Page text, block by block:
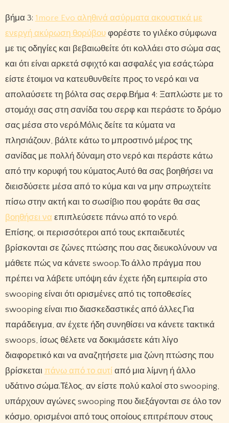
βήμα 3: 1more Evo αληθινά ασύρματα ακουστικά με
ενεργή ακύρωση θορύβουφορέστε το γιλέκο σύμφωνα
με τις οδηγίες και βεβαιωθείτε ότι κολλάει στο σώμα σας
και ότι είναι αρκετά σφιχτό και ασφαλές για εσάς.τώρα
είστε έτοιμοι να κατευθυνθείτε προς το νερό και να
απολαύσετε τη βόλτα σας σερφ.Βήμα 4: Ξαπλώστε με το
στομάχι σας στη σανίδα του σερφ και περάστε το δρόμο
σας μέσα στο νερό.Μόλις δείτε τα κύματα να
πλησιάζουν, βάλτε κάτω το μπροστινό μέρος της
σανίδας με πολλή δύναμη στο νερό και περάστε κάτω
από την κορυφή του κύματος.Αυτό θα σας βοηθήσει να
διεισδύσετε μέσα από το κύμα και να μην σπρωχτείτε
πίσω στην ακτή και το σωσίβιο που φοράτε θα σας
βοηθήσει να επιπλεύσετε πάνω από το νερό.
Επίσης, οι περισσότεροι από τους εκπαιδευτές
βρίσκονται σε ζώνες πτώσης που σας διευκολύνουν να
μάθετε πώς να κάνετε swoop.Το άλλο πράγμα που
πρέπει να λάβετε υπόψη εάν έχετε ήδη εμπειρία στο
swooping είναι ότι ορισμένες από τις τοποθεσίες
swooping είναι πιο διασκεδαστικές από άλλες.Για
παράδειγμα, αν έχετε ήδη συνηθίσει να κάνετε τακτικά
swoops, ίσως θέλετε να δοκιμάσετε κάτι λίγο
διαφορετικό και να αναζητήσετε μια ζώνη πτώσης που
βρίσκεται πάνω από το αυτί από μια λίμνη ή άλλο
υδάτινο σώμα.Τέλος, αν είστε πολύ καλοί στο swooping,
υπάρχουν αγώνες swooping που διεξάγονται σε όλο τον
κόσμο, ορισμένοι από τους οποίους επιτρέπουν στους